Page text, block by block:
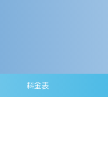
料金表